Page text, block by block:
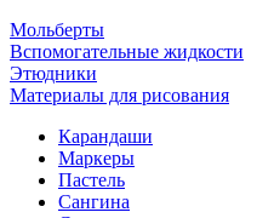
Мольберты
Вспомогательные жидкости
Этюдники
Материалы для рисования
Карандаши
Маркеры
Пастель
Сангина